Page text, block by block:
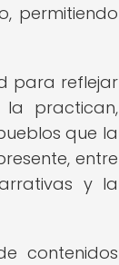
permitiendo
para reflejar
la practican,
que la
entre
y la
contenidos